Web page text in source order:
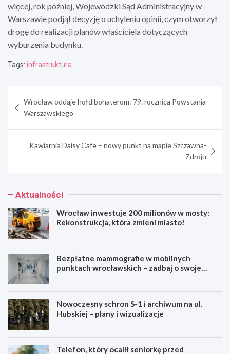
więcej, rok później, Wojewódzki Sąd Administracyjny w
Warszawie podjął decyzję o uchyleniu opinii, czym otworzył
drogę do realizacji planów właściciela dotyczących
wyburzenia budynku.
Tags: infrastruktura
wpisu
Wrocław oddaje hołd bohaterom: 79. rocznica Powstania
Warszawskiego
Kawiarnia Daisy Cafe – nowy punkt na mapie Szczawna-
Zdroju
Aktualności
Wrocław inwestuje 200 milionów w mosty:
Rekonstrukcja, która zmieni miasto!
Bezpłatne mammografie w mobilnych
punktach wrocławskich – zadbaj o swoje
Nowoczesny schron S-1 i archiwum na ul.
Hubskiej – plany i wizualizacje
Telefon, który ocalił seniorkę przed